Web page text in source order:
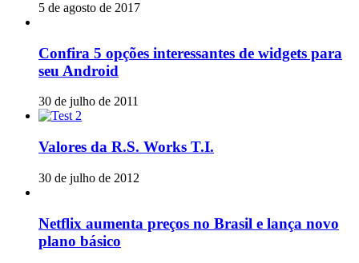
5 de agosto de 2017
Confira 5 opções interessantes de widgets para
seu Android
30 de julho de 2011
Valores da R.S. Works T.I.
30 de julho de 2012
Netflix aumenta preços no Brasil e lança novo
plano básico